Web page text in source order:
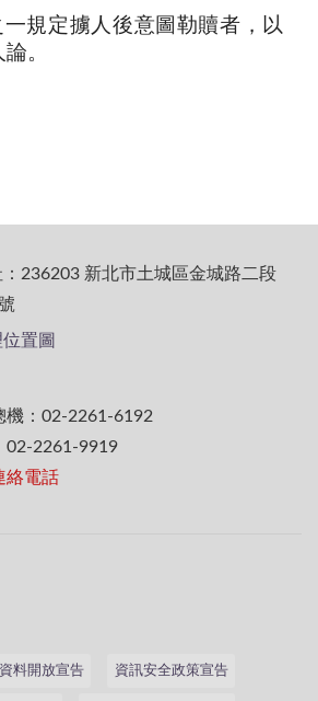
一規定擄人後意圖勒贖者，以
。
：236203 新北市土城區金城路二段
置圖
機：02-2261-6192
02-2261-9919
絡電話
資料開放宣告 資訊安全政策宣告